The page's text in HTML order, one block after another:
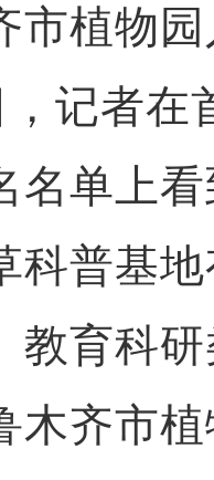
市植物
者在
名单上
科普基
教育科
木齐市